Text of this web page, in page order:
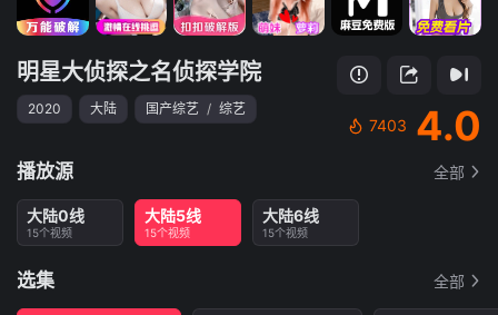
明星大侦探之名侦探学院
2020 大陆 国产综艺 / 综艺
7403 4.0
播放源 全部
大陆0线
15个视频
大陆5线
15个视频
大陆6线
15个视频
选集 全部